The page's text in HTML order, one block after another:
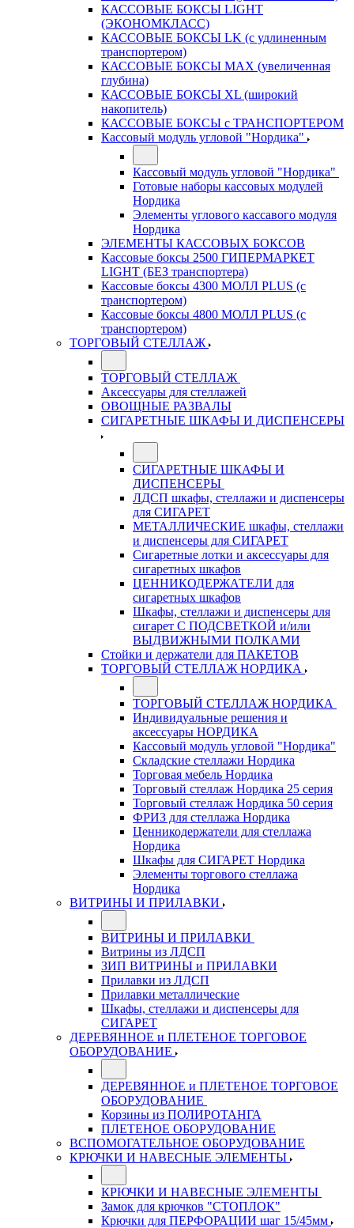
КАССОВЫЕ БОКСЫ LIGHT
(ЭКОНОМКЛАСС)
КАССОВЫЕ БОКСЫ LK (с удлиненным
транспортером)
КАССОВЫЕ БОКСЫ MAX (увеличенная
глубина)
КАССОВЫЕ БОКСЫ XL (широкий
накопитель)
КАССОВЫЕ БОКСЫ с ТРАНСПОРТЕРОМ
Кассовый модуль угловой "Нордика"
Кассовый модуль угловой "Нордика"
Готовые наборы кассовых модулей
Нордика
Элементы углового кассавого модуля
Нордика
ЭЛЕМЕНТЫ КАССОВЫХ БОКСОВ
Кассовые боксы 2500 ГИПЕРМАРКЕТ
LIGHT (БЕЗ транспортера)
Кассовые боксы 4300 МОЛЛ PLUS (с
транспортером)
Кассовые боксы 4800 МОЛЛ PLUS (с
транспортером)
ТОРГОВЫЙ СТЕЛЛАЖ
ТОРГОВЫЙ СТЕЛЛАЖ
Аксессуары для стеллажей
ОВОЩНЫЕ РАЗВАЛЫ
СИГАРЕТНЫЕ ШКАФЫ И ДИСПЕНСЕРЫ
СИГАРЕТНЫЕ ШКАФЫ И
ДИСПЕНСЕРЫ
ЛДСП шкафы, стеллажи и диспенсеры
для СИГАРЕТ
МЕТАЛЛИЧЕСКИЕ шкафы, стеллажи
и диспенсеры для СИГАРЕТ
Сигаретные лотки и аксессуары для
сигаретных шкафов
ЦЕННИКОДЕРЖАТЕЛИ для
сигаретных шкафов
Шкафы, стеллажи и диспенсеры для
сигарет С ПОДСВЕТКОЙ и/или
ВЫДВИЖНЫМИ ПОЛКАМИ
Стойки и держатели для ПАКЕТОВ
ТОРГОВЫЙ СТЕЛЛАЖ НОРДИКА
ТОРГОВЫЙ СТЕЛЛАЖ НОРДИКА
Индивидуальные решения и
аксессуары НОРДИКА
Кассовый модуль угловой "Нордика"
Складские стеллажи Нордика
Торговая мебель Нордика
Торговый стеллаж Нордика 25 серия
Торговый стеллаж Нордика 50 серия
ФРИЗ для стеллажа Нордика
Ценникодержатели для стеллажа
Нордика
Шкафы для СИГАРЕТ Нордика
Элементы торгового стеллажа
Нордика
ВИТРИНЫ И ПРИЛАВКИ
ВИТРИНЫ И ПРИЛАВКИ
Витрины из ЛДСП
ЗИП ВИТРИНЫ и ПРИЛАВКИ
Прилавки из ЛДСП
Прилавки металлические
Шкафы, стеллажи и диспенсеры для
СИГАРЕТ
ДЕРЕВЯННОЕ и ПЛЕТЕНОЕ ТОРГОВОЕ
ОБОРУДОВАНИЕ
ДЕРЕВЯННОЕ и ПЛЕТЕНОЕ ТОРГОВОЕ
ОБОРУДОВАНИЕ
Корзины из ПОЛИРОТАНГА
ПЛЕТЕНОЕ ОБОРУДОВАНИЕ
ВСПОМОГАТЕЛЬНОЕ ОБОРУДОВАНИЕ
КРЮЧКИ И НАВЕСНЫЕ ЭЛЕМЕНТЫ
КРЮЧКИ И НАВЕСНЫЕ ЭЛЕМЕНТЫ
Замок для крючков "СТОПЛОК"
Крючки для ПЕРФОРАЦИИ шаг 15/45мм